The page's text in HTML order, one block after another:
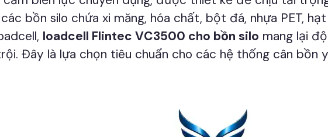
bồn silo chứa xi măng, hóa chất, bột đá, nhựa PET,
loadcell Flintec VC3500 cho bồn silo mang lại
Đây là lựa chọn tiêu chuẩn cho các hệ thống cân bồn